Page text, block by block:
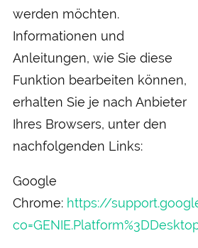
werden möchten.
Informationen und
Anleitungen, wie Sie diese
Funktion bearbeiten können,
erhalten Sie je nach Anbieter
Ihres Browsers, unter den
nachfolgenden Links:
Google
Chrome: https://